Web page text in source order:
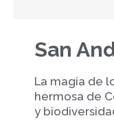
San
La magia de
hermosa de
y